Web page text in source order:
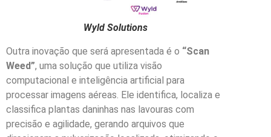
Wyld Solutions
Outra inovação que será apresentada é o “Scan
Weed”, uma solução que utiliza visão
computacional e inteligência artificial para
processar imagens aéreas. Ele identifica, localiza e
classifica plantas daninhas nas lavouras com
precisão e agilidade, gerando arquivos que